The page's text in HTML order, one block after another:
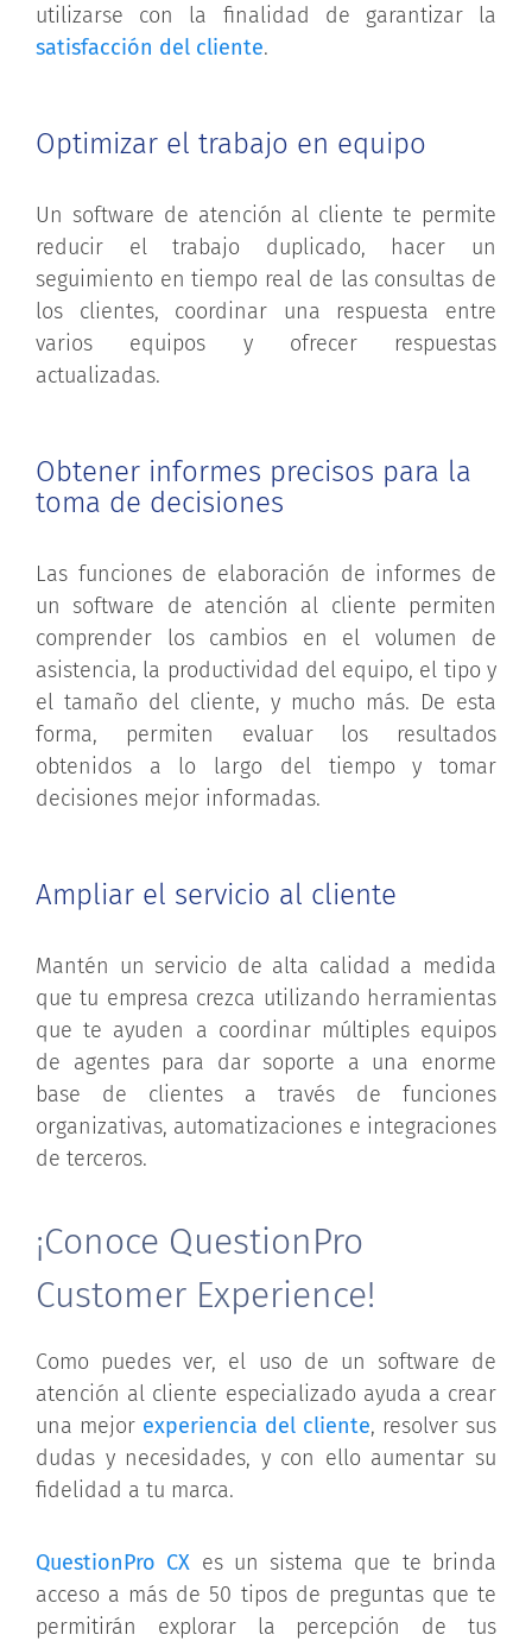
utilizarse con la finalidad de garantizar la
satisfacción del cliente.
Optimizar el trabajo en equipo
Un software de atención al cliente te permite
reducir el trabajo duplicado, hacer un
seguimiento en tiempo real de las consultas de
los clientes, coordinar una respuesta entre
varios equipos y ofrecer respuestas
actualizadas.
Obtener informes precisos para la
toma de decisiones
Las funciones de elaboración de informes de
un software de atención al cliente permiten
comprender los cambios en el volumen de
asistencia, la productividad del equipo, el tipo y
el tamaño del cliente, y mucho más. De esta
forma, permiten evaluar los resultados
obtenidos a lo largo del tiempo y tomar
decisiones mejor informadas.
Ampliar el servicio al cliente
Mantén un servicio de alta calidad a medida
que tu empresa crezca utilizando herramientas
que te ayuden a coordinar múltiples equipos
de agentes para dar soporte a una enorme
base de clientes a través de funciones
organizativas, automatizaciones e integraciones
de terceros.
¡Conoce QuestionPro
Customer Experience!
Como puedes ver, el uso de un software de
atención al cliente especializado ayuda a crear
una mejor experiencia del cliente, resolver sus
dudas y necesidades, y con ello aumentar su
fidelidad a tu marca.
QuestionPro CX es un sistema que te brinda
acceso a más de 50 tipos de preguntas que te
permitirán explorar la percepción de tus